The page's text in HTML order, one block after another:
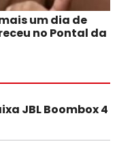
um dia de
no Pontal da
JBL Boombox 4